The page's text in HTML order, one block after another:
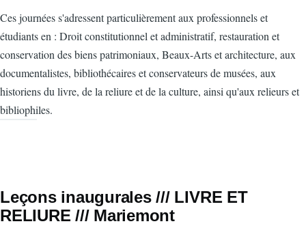
Ces journées s'adressent particulièrement aux professionnels et
étudiants en : Droit constitutionnel et administratif, restauration et
conservation des biens patrimoniaux, Beaux-Arts et architecture, aux
documentalistes, bibliothécaires et conservateurs de musées, aux
historiens du livre, de la reliure et de la culture, ainsi qu'aux relieurs et
bibliophiles.
Leçons inaugurales /// LIVRE ET
RELIURE /// Mariemont